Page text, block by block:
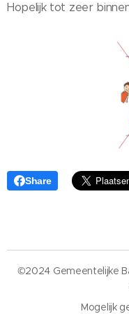
Hopelijk tot zeer
Share
©2024 Gemeentelijke
Mogelijk